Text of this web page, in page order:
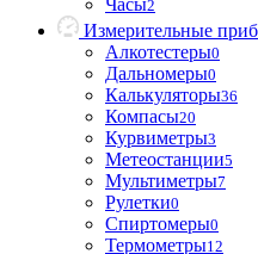
Часы2
Измерительные
Алкотестеры0
Дальномеры0
Калькуляторы36
Компасы20
Курвиметры3
Метеостанции5
Мультиметры7
Рулетки0
Спиртомеры0
Термометры12